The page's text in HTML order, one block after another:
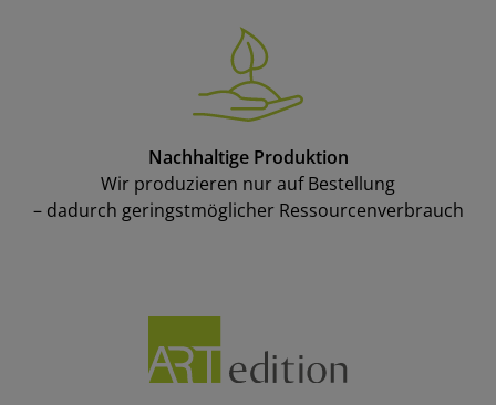
Nachhaltige Produktion
Wir produzieren nur auf Bestellung
– dadurch geringstmöglicher Ressourcenverbrauch